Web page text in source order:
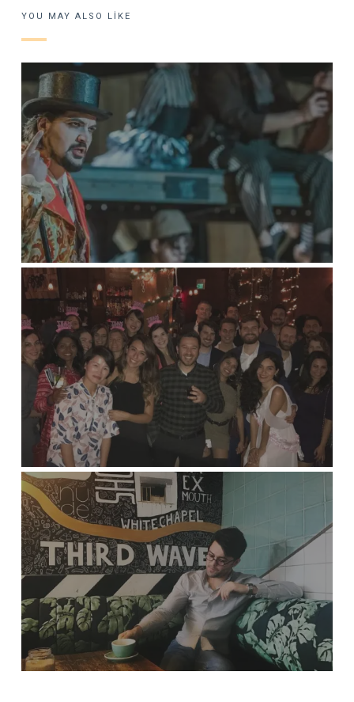
YOU MAY ALSO LIKE